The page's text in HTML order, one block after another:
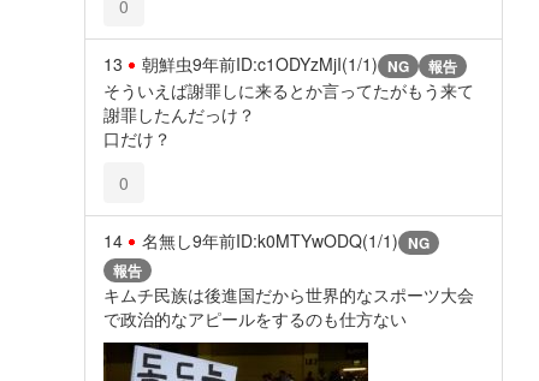
0
13 朝鮮虫9年前ID:c1ODYzMjI(1/1) NG 報告
そういえば謝罪しに来るとか言ってたがもう来て
謝罪したんだっけ？
口だけ？
0
14 名無し9年前ID:k0MTYwODQ(1/1) NG
報告
キムチ民族は後進国だから世界的なスポーツ大会
で政治的なアピールをするのも仕方ない